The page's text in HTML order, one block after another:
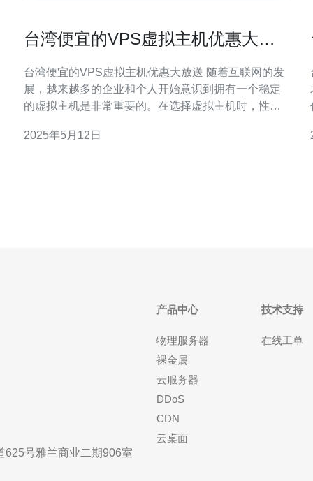
台湾便宜的VPS虚拟主机优惠大放
台湾便宜的VPS虚拟主机优惠大放送 随着互联网的发
展，越来越多的企业和个人开始意识到拥有一个稳定
的虚拟主机是非常重要的。在选择虚拟主机时，性价
地区便宜的VPS虚拟主机优惠大放送。 台湾地区的
2025年5月12日
625号雅兰商业二期906室
产品中心
物理服务器
裸金属
云服务器
DDoS
CDN
云桌面
技术支持
在线工单